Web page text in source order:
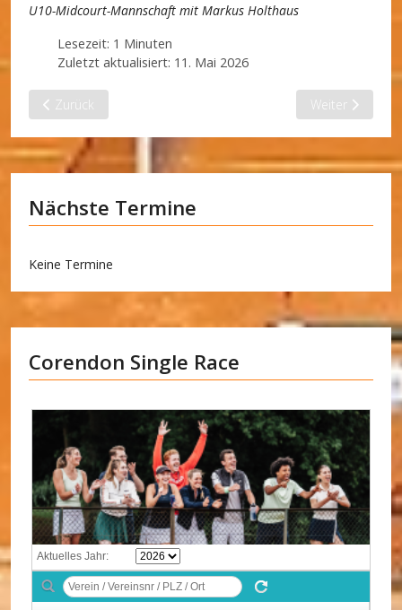
U10-Midcourt-Mannschaft mit Markus Holthaus
Lesezeit: 1 Minuten
Zuletzt aktualisiert: 11. Mai 2026
Vorheriger Beitrag: Langes (Tennis-)Wochenende
Zurück Nächster
Weiter
Nächste Termine
Keine Termine
Corendon Single Race